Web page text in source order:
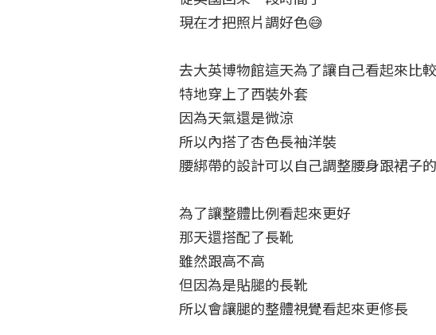
現在才把照片調好色😅
去大英博物館這天為了讓自己看起來比
特地穿上了西裝外套
因為天氣還是微涼
所以內搭了杏色長袖洋裝
腰綁帶的設計可以自己調整腰身跟裙子
為了讓整體比例看起來更好
那天還搭配了長靴
雖然跟高不高
但因為是貼腿的長靴
所以會讓腿的整體視覺看起來更修長